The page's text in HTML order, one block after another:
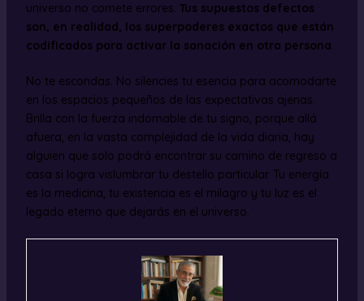
universo no comete errores. Tus supuestos defectos
son, en realidad, los superpoderes exactos que están
codificados para activar la sanación en otra persona.
No te escondas. No silencies tu esencia para acomodarte
en los espacios pequeños de las expectativas ajenas.
Brilla con la fuerza indomable de tu signo, porque allá
afuera, en la vasta complejidad de la vida diaria, hay
alguien que solo podrá encontrar su camino de regreso a
casa si logra vislumbrar tu destello particular. Tu energía
es la medicina, tu existencia es el milagro y tu luz es el
legado eterno que dejarás en el universo.